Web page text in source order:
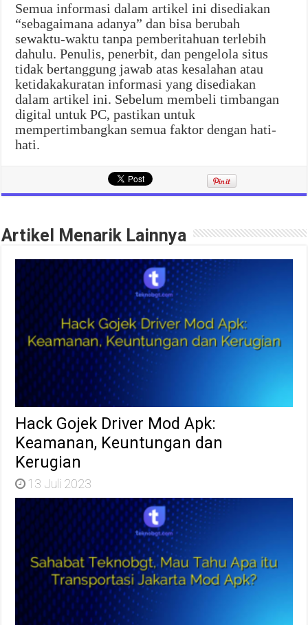
Semua informasi dalam artikel ini disediakan
“sebagaimana adanya” dan bisa berubah
sewaktu-waktu tanpa pemberitahuan terlebih
dahulu. Penulis, penerbit, dan pengelola situs
tidak bertanggung jawab atas kesalahan atau
ketidakakuratan informasi yang disediakan
dalam artikel ini. Sebelum membeli timbangan
digital untuk PC, pastikan untuk
mempertimbangkan semua faktor dengan hati-
hati.
Artikel Menarik Lainnya
Hack Gojek Driver Mod Apk:
Keamanan, Keuntungan dan
Kerugian
13 Juli 2023